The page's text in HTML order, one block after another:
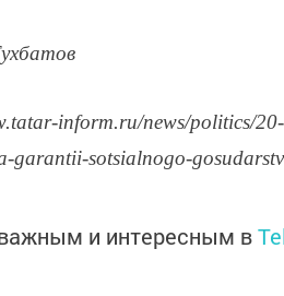
inform.ru/news/politics/
garantii-sotsialnogo-
и интересным в